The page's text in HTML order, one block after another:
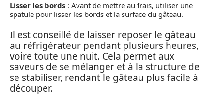
Lisser les bords : Avant de mettre au frais, utiliser une
spatule pour lisser les bords et la surface du gâteau.
Il est conseillé de laisser reposer le gâteau
au réfrigérateur pendant plusieurs heures,
voire toute une nuit. Cela permet aux
saveurs de se mélanger et à la structure de
se stabiliser, rendant le gâteau plus facile à
découper.